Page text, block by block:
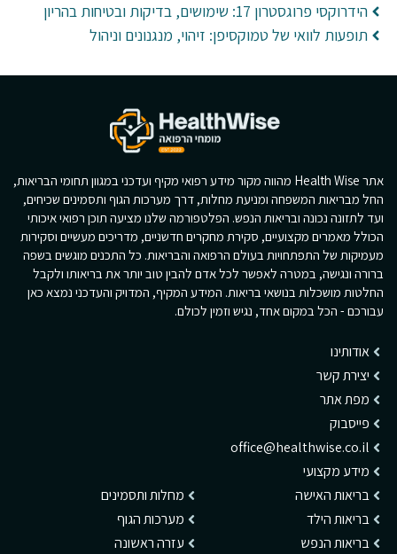
הידרוקסי פרוגסטרון 17: שימושים, בדיקות ובטיחות בהריון
תופעות לוואי של טמוקסיפן: זיהוי, מנגנונים וניהול
אתר Health Wise מהווה מקור מידע רפואי מקיף ועדכני במגוון תחומי הבריאות,
החל מבריאות המשפחה ומניעת מחלות, דרך מערכות הגוף ותסמינים שכיחים,
ועד לתזונה נכונה ובריאות הנפש. הפלטפורמה שלנו מציעה תוכן רפואי איכותי
הכולל מאמרים מקצועיים, סקירת מחקרים חדשניים, מדריכים מעשיים וסקירות
מעמיקות של התפתחויות בעולם הרפואה והבריאות. כל התכנים מוגשים בשפה
ברורה ונגישה, במטרה לאפשר לכל אדם להבין טוב יותר את בריאותו ולקבל
החלטות מושכלות בנושאי בריאות. המידע המקיף, המדויק והעדכני נמצא כאן
עבורכם - הכל במקום אחד, נגיש וזמין לכולם.
אודותינו
יצירת קשר
מפת אתר
פייסבוק
office@healthwise.co.il
מידע מקצועי
בריאות האישה
בריאות הילד
בריאות הנפש
מחלות ותסמינים
מערכות הגוף
עזרה ראשונה